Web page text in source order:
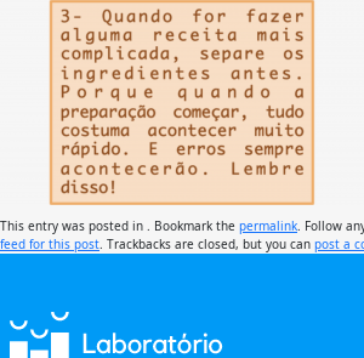
This entry was posted in . Bookmark the permalink . Follow
feed for this post . Trackbacks are closed, but you can post a